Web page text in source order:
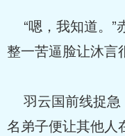
“嗯，我知道。”
整一苦逼脸让沐言
羽云国前线捉急
名弟子便让其他人